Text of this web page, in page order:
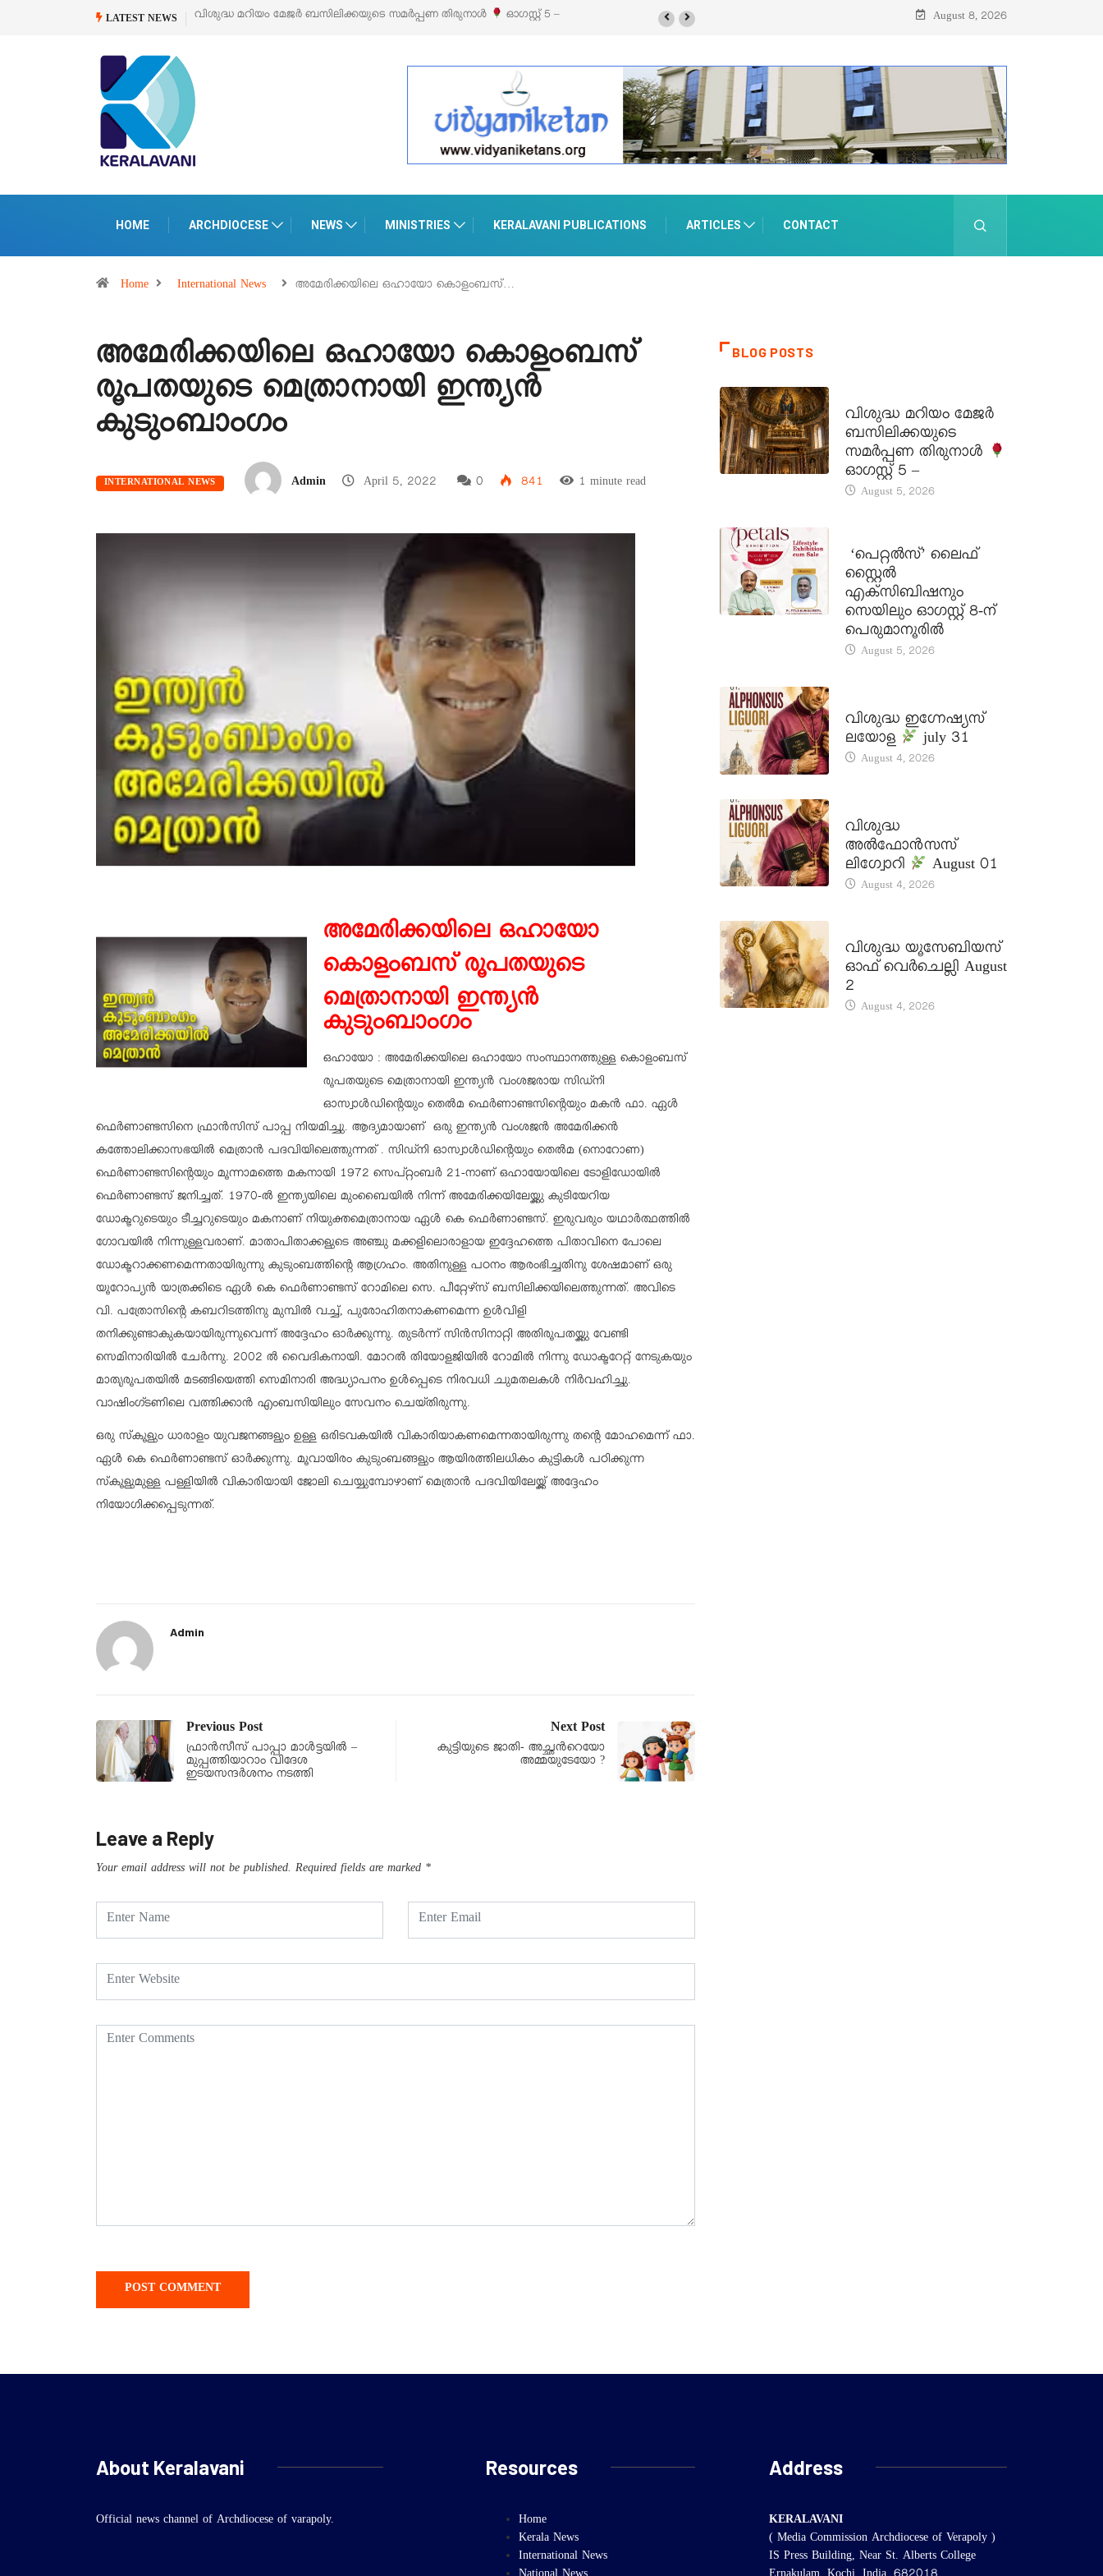
LATEST NEWS
ബസിലിക്കയുടെ സമർപ്പണ തിരുനാൾ ഓഗസ്റ്റ് 5 –‘പെറ്റൽസ്’ ലൈഫ് സ്റ്റൈൽ എക്സിബിഷനും സെയിലും ഓഗസ്റ്റ് 8-ന്
August 8, 2026
HOME ARCHDIOCESE NEWS MINISTRIES KERALAVANI PUBLICATIONS ARTICLES CONTACT
Home International News അമേരിക്കയിലെ ഒഹായോ കൊളംബസ്…
അമേരിക്കയിലെ ഒഹായോ കൊളംബസ്
രൂപതയുടെ മെത്രാനായി ഇന്ത്യന്‍
കുടുംബാംഗം
INTERNATIONAL NEWS Admin April 5, 2022 0 841 1 minute read
അമേരിക്കയിലെ ഒഹായോ
കൊളംബസ് രൂപതയുടെ
മെത്രാനായി ഇന്ത്യന്‍
കുടുംബാംഗം
ഒഹായോ : അമേരിക്കയിലെ ഒഹായോ സംസ്ഥാനത്തുള്ള കൊളംബസ്
രൂപതയുടെ മെത്രാനായി ഇന്ത്യൻ വംശജരായ സിഡ്നി
ഓസ്വാൾഡിന്റെയും തെൽമ ഫെർണാണ്ടസിന്റെയും മകൻ ഫാ. ഏൾ
ഫെർണാണ്ടസിനെ ഫ്രാൻസിസ് പാപ്പ നിയമിച്ചു. ആദ്യമായാണ് ഒരു ഇന്ത്യന്‍ വംശജന്‍ അമേരിക്കന്‍
കത്തോലിക്കാസഭയില്‍ മെത്രാന്‍ പദവിയിലെത്തുന്നത് . സിഡ്‌നി ഓസ്വാൾഡിന്റെയും തെൽമ (നൊറോണ)
ഫെർണാണ്ടസിന്റെയും മൂന്നാമത്തെ മകനായി 1972 സെപ്റ്റംബർ 21-നാണ് ഒഹായോയിലെ ടോളിഡോയിൽ
ഫെർണാണ്ടസ് ജനിച്ചത്. 1970-ൽ ഇന്ത്യയിലെ മുംബൈയിൽ നിന്ന് അമേരിക്കയിലേയ്ക്കു കുടിയേറിയ
ഡോക്ടറുടെയും ടീച്ചറുടെയും മകനാണ് നിയുക്തമെത്രാനായ ഏള്‍ കെ ഫെര്‍ണാണ്ടസ്. ഇരുവരും യഥാർത്ഥത്തിൽ
ഗോവയിൽ നിന്നുള്ളവരാണ്. മാതാപിതാക്കളുടെ അഞ്ചു മക്കളിലൊരാളായ ഇദ്ദേഹത്തെ പിതാവിനെ പോലെ
ഡോക്ടറാക്കണമെന്നതായിരുന്നു കുടുംബത്തിന്റെ ആഗ്രഹം. അതിനുള്ള പഠനം ആരംഭിച്ചതിനു ശേഷമാണ് ഒരു
യൂറോപ്യന്‍ യാത്രക്കിടെ ഏള്‍ കെ ഫെര്‍ണാണ്ടസ് റോമിലെ സെ. പീറ്റേഴ്‌സ് ബസിലിക്കയിലെത്തുന്നത്. അവിടെ
വി. പത്രോസിന്റെ കബറിടത്തിനു മുമ്പില്‍ വച്ച്, പുരോഹിതനാകണമെന്ന ഉള്‍വിളി
തനിക്കുണ്ടാകുകയായിരുന്നുവെന്ന് അദ്ദേഹം ഓര്‍ക്കുന്നു. തുടര്‍ന്ന് സിന്‍സിനാറ്റി അതിരൂപതയ്ക്കു വേണ്ടി
സെമിനാരിയില്‍ ചേര്‍ന്നു. 2002 ല്‍ വൈദികനായി. മോറല്‍ തിയോളജിയില്‍ റോമില്‍ നിന്നു ഡോക്ടറേറ്റ് നേടുകയും
മാതൃരൂപതയില്‍ മടങ്ങിയെത്തി സെമിനാരി അദ്ധ്യാപനം ഉള്‍പ്പെടെ നിരവധി ചുമതലകള്‍ നിര്‍വഹിച്ചു.
വാഷിംഗ്ടണിലെ വത്തിക്കാന്‍ എംബസിയിലും സേവനം ചെയ്തിരുന്നു.
ഒരു സ്‌കൂളും ധാരാളം യുവജനങ്ങളും ഉള്ള ഒരിടവകയില്‍ വികാരിയാകണമെന്നതായിരുന്നു തന്റെ മോഹമെന്ന് ഫാ.
ഏള്‍ കെ ഫെര്‍ണാണ്ടസ് ഓര്‍ക്കുന്നു. മൂവായിരം കുടുംബങ്ങളും ആയിരത്തിലധികം കുട്ടികള്‍ പഠിക്കുന്ന
സ്‌കൂളുമുള്ള പള്ളിയില്‍ വികാരിയായി ജോലി ചെയ്യുമ്പോഴാണ് മെത്രാന്‍ പദവിയിലേയ്ക്ക് അദ്ദേഹം
നിയോഗിക്കപ്പെടുന്നത്.
Admin
Previous Post
ഫ്രാൻസീസ് പാപ്പാ മാൾട്ടയിൽ –
മുപ്പത്തിയാറാം വിദേശ
ഇടയസന്ദർശനം നടത്തി
Next Post
കുട്ടിയുടെ ജാതി- അച്ഛന്‍റെയോ
അമ്മയുടേയോ ?
Leave a Reply
Your email address will not be published. Required fields are marked *
BLOG POSTS
വിശുദ്ധ മറിയം മേജർ
ബസിലിക്കയുടെ
സമർപ്പണ തിരുനാൾ
ഓഗസ്റ്റ് 5 –
August 5, 2026
‘പെറ്റൽസ്’ ലൈഫ്
സ്റ്റൈൽ
എക്സിബിഷനും
സെയിലും ഓഗസ്റ്റ് 8-ന്
പെരുമാനൂരിൽ
August 5, 2026
വിശുദ്ധ ഇഗ്നേഷ്യസ്
ലയോള
july 31
August 4, 2026
വിശുദ്ധ
അൽഫോൻസസ്
ലിഗ്വോറി
August 01
August 4, 2026
വിശുദ്ധ യൂസേബിയസ്
ഓഫ് വെർചെല്ലി August
2
August 4, 2026
About Keralavani
Official news channel of Archdiocese of varapoly.
Resources
Home
Kerala News
International News
Address
KERALAVANI
( Media Commission Archdiocese of Verapoly )
IS Press Building, Near St. Alberts College